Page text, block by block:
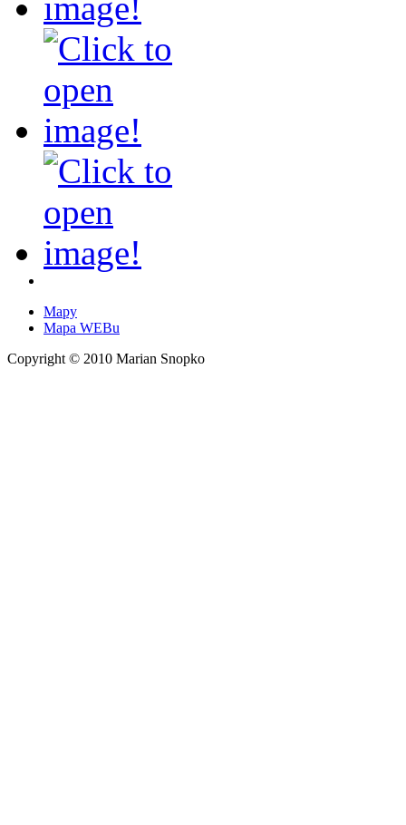
Mapy
Mapa WEBu
Copyright © 2010 Marian Snopko